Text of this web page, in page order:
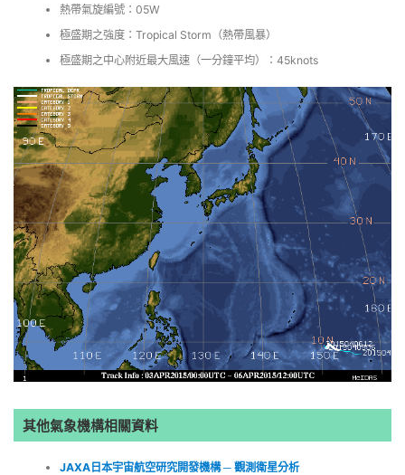
熱帶氣旋編號：05W
極盛期之強度：Tropical Storm（熱帶風暴）
極盛期之中心附近最大風速（一分鐘平均）：45knots
其他氣象機構相關資料
JAXA日本宇宙航空研究開發機構 ─ 觀測衛星分析